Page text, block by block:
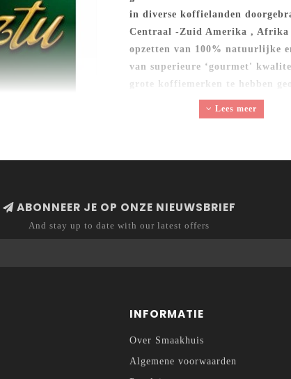
in diverse koffielanden
Centraal -Zuid Amerika ,
opzetten van 100% natuurlijke
van superieure ‘gourmet'
grote koffiemerken te hebben
vertaald naar een nieuw en
koffiebonen van Taztu!
Lees meer
ABONNEER JE OP ONZE NIEUWSBRIEF
And stay up to date with our latest offers
INFORMATIE
Over Smaakhuis
Algemene voorwaarden